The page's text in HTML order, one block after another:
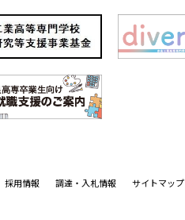
採用情報 調達・入札情報 サイトマップ